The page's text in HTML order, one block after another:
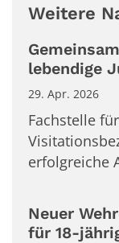
Weitere
lebendige
29. Apr. 2026
Fachstelle
erfolgreiche
Neuer
für 18-